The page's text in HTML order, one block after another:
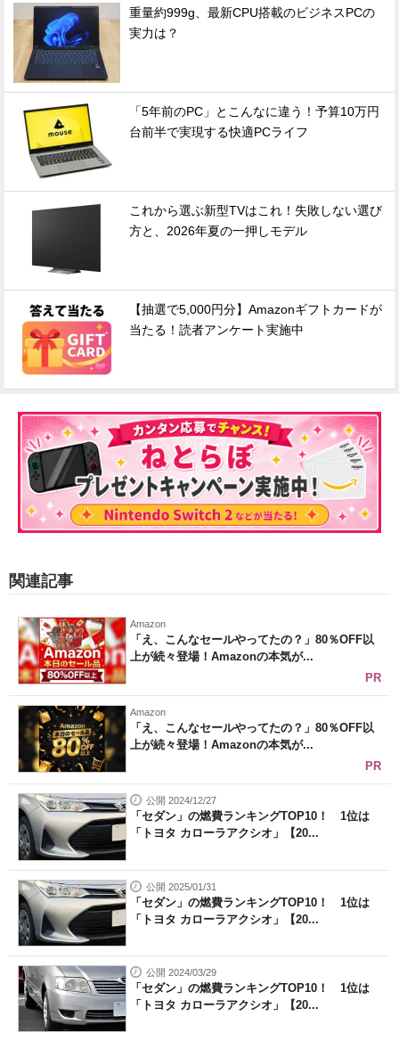
重量約999g、最新CPU搭載のビジネスPCの
実力は？
「5年前のPC」とこんなに違う！予算10万円
台前半で実現する快適PCライフ
これから選ぶ新型TVはこれ！失敗しない選び
方と、2026年夏の一押しモデル
【抽選で5,000円分】Amazonギフトカードが
当たる！読者アンケート実施中
関連記事
Amazon
「え、こんなセールやってたの？」80％OFF以
上が続々登場！Amazonの本気が...
PR
Amazon
「え、こんなセールやってたの？」80％OFF以
上が続々登場！Amazonの本気が...
PR
公開 2024/12/27
「セダン」の燃費ランキングTOP10！ 1位は
「トヨタ カローラアクシオ」【20...
公開 2025/01/31
「セダン」の燃費ランキングTOP10！ 1位は
「トヨタ カローラアクシオ」【20...
公開 2024/03/29
「セダン」の燃費ランキングTOP10！ 1位は
「トヨタ カローラアクシオ」【20...